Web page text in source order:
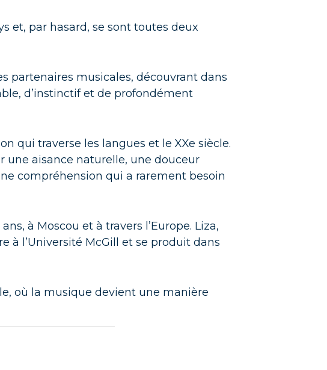
et, par hasard, se sont toutes deux
partenaires musicales, découvrant dans
d’instinctif et de profondément
qui traverse les langues et le XXe siècle.
une aisance naturelle, une douceur
compréhension qui a rarement besoin
à Moscou et à travers l’Europe. Liza,
à l’Université McGill et se produit dans
où la musique devient une manière